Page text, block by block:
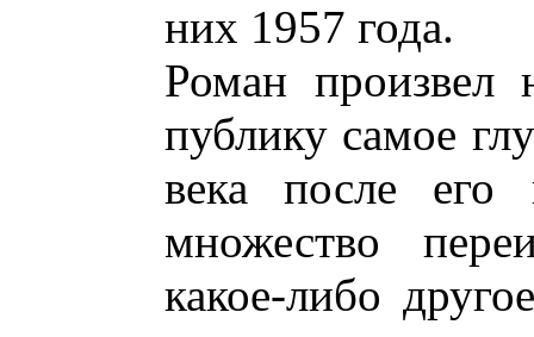
них 1957 года.
Роман
публику самое
века после его
множество
какое-либо